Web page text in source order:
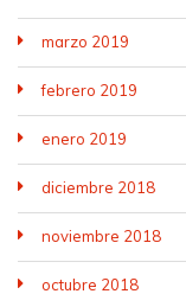
marzo 2019
febrero 2019
enero 2019
diciembre 2018
noviembre 2018
octubre 2018